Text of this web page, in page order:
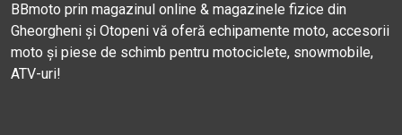
BBmoto prin magazinul online & magazinele fizice din
Gheorgheni și Otopeni vă oferă echipamente moto, accesorii
moto și piese de schimb pentru motociclete, snowmobile,
ATV-uri!